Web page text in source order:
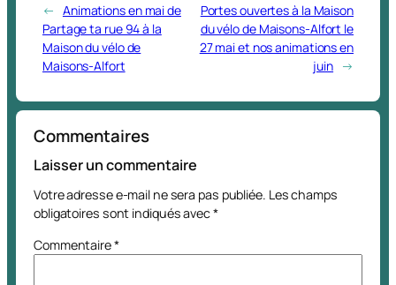
← Animations en mai de
Partage ta rue 94 à la
Maison du vélo de
Maisons-Alfort
Portes ouvertes à la Maison
du vélo de Maisons-Alfort le
27 mai et nos animations en
juin →
Commentaires
Laisser un commentaire
Votre adresse e-mail ne sera pas publiée. Les champs
obligatoires sont indiqués avec*
Commentaire*